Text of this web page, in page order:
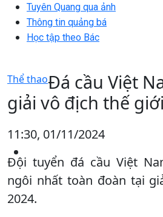
Tuyên Quang qua ảnh
Thông tin quảng bá
Học tập theo Bác
Thể thaoĐá cầu Việt
giải vô địch thế
11:30, 01/11/2024
Đội tuyển đá cầu Việt
ngôi nhất toàn đoàn tại
2024.